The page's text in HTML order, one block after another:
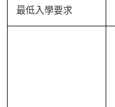
最低入學要求